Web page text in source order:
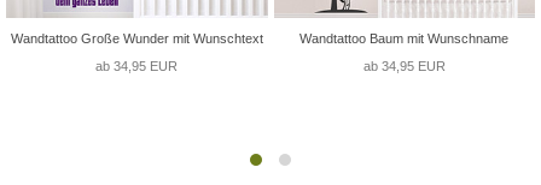
Wandtattoo Große Wunder mit Wunschtext
ab 34,95 EUR
Wandtattoo Baum mit Wunschname
ab 34,95 EUR